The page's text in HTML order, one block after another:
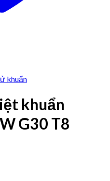
khuẩn
khuẩn
G30 T8